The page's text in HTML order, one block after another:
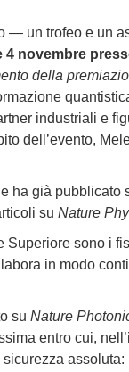
— un trofeo e un
novembre
della
industriali e
dell’evento,
ha già pubblicato
su Nature
Superiore sono i
in modo
su Nature
entro cui,